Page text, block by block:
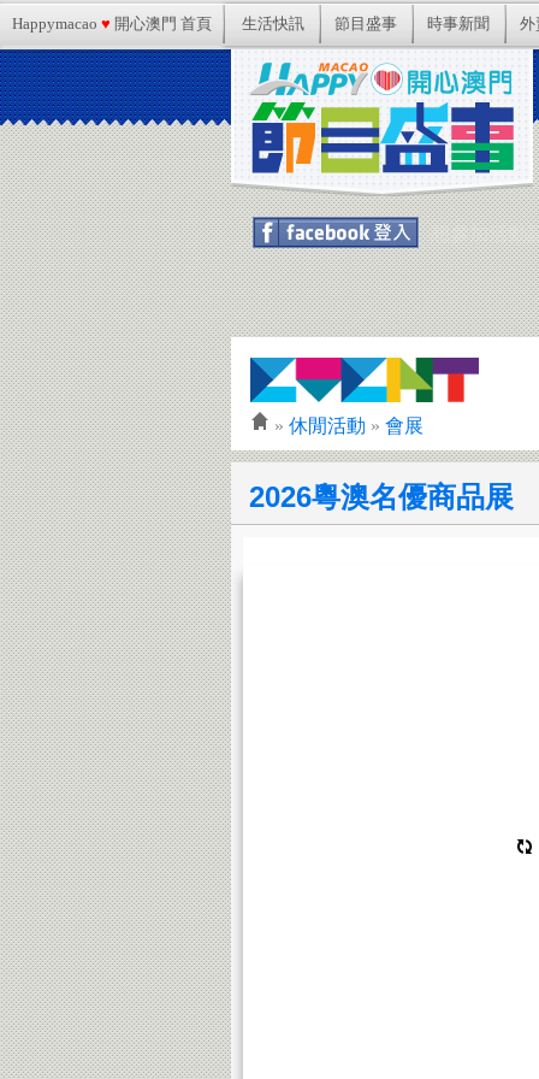
Happymacao ♥ 開心澳門 首頁 生活快訊 節目盛事 時事新聞 外
想參加活動
» 休閒活動 » 會展
2026粵澳名優商品展